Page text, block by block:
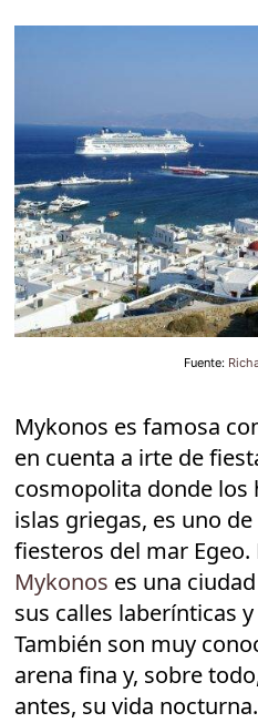
Fuente:
Mykonos es famosa
en cuenta a irte de
cosmopolita donde los
islas griegas, es uno
fiesteros del mar Egeo.
Mykonos es una
sus calles laberínticas
También son muy
arena fina y, sobre
antes, su vida nocturna.